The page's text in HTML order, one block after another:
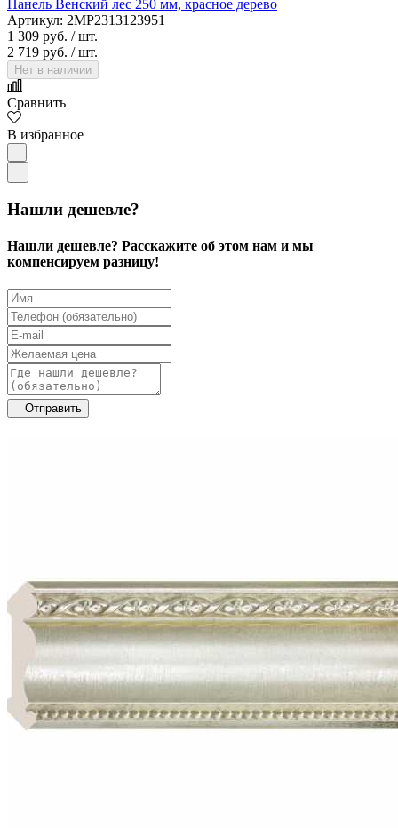
Панель Венский лес 250 мм, красное дерево
Артикул: 2MP2313123951
1 309 руб. / шт.
2 719 руб. / шт.
Нет в наличии
Сравнить
В избранное
Нашли дешевле?
Нашли дешевле? Расскажите об этом нам и мы
компенсируем разницу!
Отправить